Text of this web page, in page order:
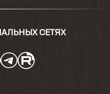
СЕТЯХ